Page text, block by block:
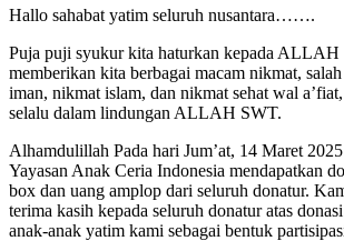
Hallo sahabat yatim seluruh nusantara…….
Puja puji syukur kita haturkan kepada ALLAH
memberikan kita berbagai macam nikmat,
iman, nikmat islam, dan nikmat sehat wal
selalu dalam lindungan ALLAH SWT.
Alhamdulillah Pada hari Jum’at, 14 Maret
Yayasan Anak Ceria Indonesia mendapatkan
box dan uang amplop dari seluruh donatur.
terima kasih kepada seluruh donatur atas
anak-anak yatim kami sebagai bentuk